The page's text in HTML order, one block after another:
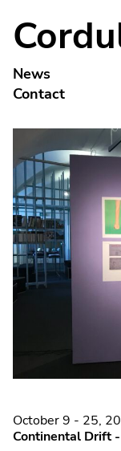
News
Contact
October 9 - 25,
Continental Drift